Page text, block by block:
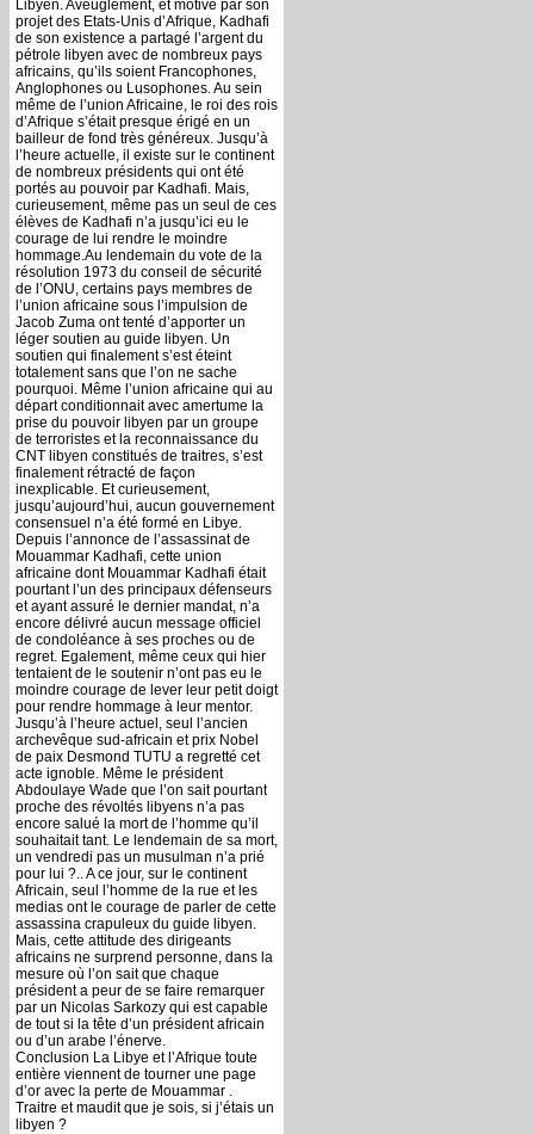
Libyen. Aveuglement, et motivé par son
projet des Etats-Unis d’Afrique, Kadhafi
de son existence a partagé l’argent du
pétrole libyen avec de nombreux pays
africains, qu’ils soient Francophones,
Anglophones ou Lusophones. Au sein
même de l’union Africaine, le roi des rois
d’Afrique s’était presque érigé en un
bailleur de fond très généreux. Jusqu’à
l’heure actuelle, il existe sur le continent
de nombreux présidents qui ont été
portés au pouvoir par Kadhafi. Mais,
curieusement, même pas un seul de ces
élèves de Kadhafi n’a jusqu’ici eu le
courage de lui rendre le moindre
hommage.Au lendemain du vote de la
résolution 1973 du conseil de sécurité
de l’ONU, certains pays membres de
l’union africaine sous l’impulsion de
Jacob Zuma ont tenté d’apporter un
léger soutien au guide libyen. Un
soutien qui finalement s’est éteint
totalement sans que l’on ne sache
pourquoi. Même l’union africaine qui au
départ conditionnait avec amertume la
prise du pouvoir libyen par un groupe
de terroristes et la reconnaissance du
CNT libyen constitués de traitres, s’est
finalement rétracté de façon
inexplicable. Et curieusement,
jusqu’aujourd’hui, aucun gouvernement
consensuel n’a été formé en Libye.
Depuis l’annonce de l’assassinat de
Mouammar Kadhafi, cette union
africaine dont Mouammar Kadhafi était
pourtant l’un des principaux défenseurs
et ayant assuré le dernier mandat, n’a
encore délivré aucun message officiel
de condoléance à ses proches ou de
regret. Egalement, même ceux qui hier
tentaient de le soutenir n’ont pas eu le
moindre courage de lever leur petit doigt
pour rendre hommage à leur mentor.
Jusqu’à l’heure actuel, seul l’ancien
archevêque sud-africain et prix Nobel
de paix Desmond TUTU a regretté cet
acte ignoble. Même le président
Abdoulaye Wade que l’on sait pourtant
proche des révoltés libyens n’a pas
encore salué la mort de l’homme qu’il
souhaitait tant. Le lendemain de sa mort,
un vendredi pas un musulman n’a prié
pour lui ?.. A ce jour, sur le continent
Africain, seul l’homme de la rue et les
medias ont le courage de parler de cette
assassina crapuleux du guide libyen.
Mais, cette attitude des dirigeants
africains ne surprend personne, dans la
mesure où l’on sait que chaque
président a peur de se faire remarquer
par un Nicolas Sarkozy qui est capable
de tout si la tête d’un président africain
ou d’un arabe l’énerve.
Conclusion La Libye et l’Afrique toute
entière viennent de tourner une page
d’or avec la perte de Mouammar .
Traitre et maudit que je sois, si j’étais un
libyen ?